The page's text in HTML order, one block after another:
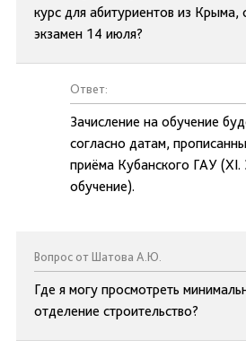
курс для абитуриентов из Крыма,
экзамен 14 июля?
Ответ:
Зачисление на обучение
согласно датам,
приёма Кубанского ГАУ (XI.
обучение).
Вопрос от Шатова А.Ю.
Где я могу просмотреть
отделение строительство?